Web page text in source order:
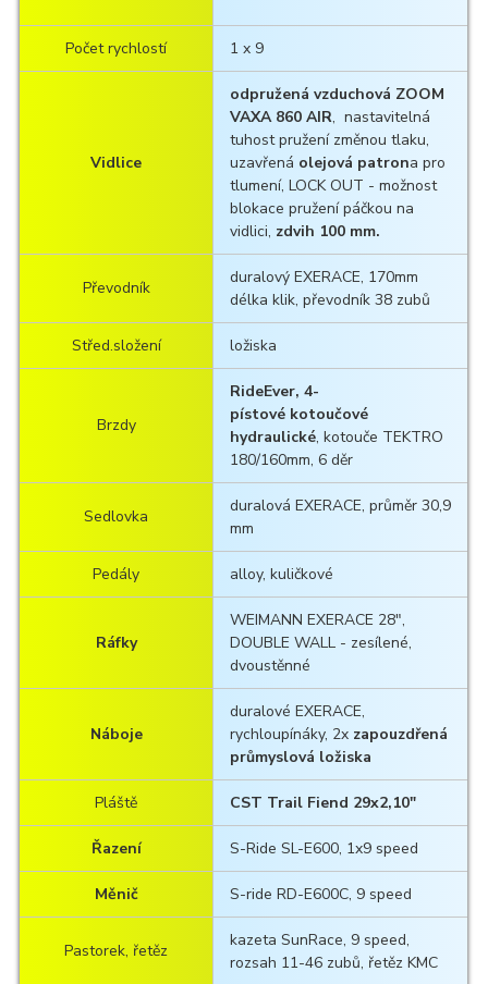
Počet rychlostí 1 x 9
Vidlice
odpružená vzduchová ZOOM
VAXA 860 AIR, nastavitelná
tuhost pružení změnou tlaku,
uzavřená olejová patrona pro
tlumení, LOCK OUT - možnost
blokace pružení páčkou na
vidlici, zdvih 100 mm.
Převodník
duralový EXERACE, 170mm
délka klik, převodník 38 zubů
Střed.složení ložiska
Brzdy
RideEver,4-
pístové kotoučové
hydraulické, kotouče TEKTRO
180/160mm, 6 děr
Sedlovka
duralová EXERACE, průměr 30,9
mm
Pedály alloy, kuličkové
Ráfky
WEIMANN EXERACE 28",
DOUBLE WALL - zesílené,
dvoustěnné
Náboje
duralové EXERACE,
rychloupínáky, 2x zapouzdřená
průmyslová ložiska
Pláště CST Trail Fiend 29x2,10"
Řazení S-Ride SL-E600, 1x9 speed
Měnič S-ride RD-E600C, 9 speed
Pastorek, řetěz
kazeta SunRace, 9 speed,
rozsah 11-46 zubů, řetěz KMC